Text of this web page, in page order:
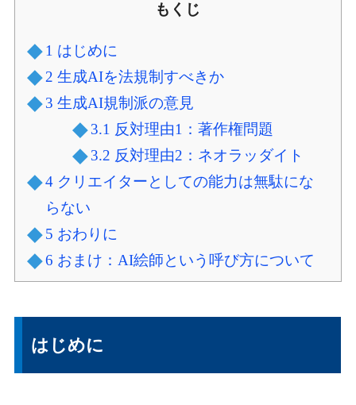
もくじ
1 はじめに
2 生成AIを法規制すべきか
3 生成AI規制派の意見
3.1 反対理由1：著作権問題
3.2 反対理由2：ネオラッダイト
4 クリエイターとしての能力は無駄にな
らない
5 おわりに
6 おまけ：AI絵師という呼び方について
はじめに